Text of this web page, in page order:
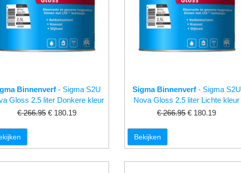
Binnenverf - Sigma S2U
Gloss 2.5 liter Donkere kleur
€ 266.95 € 180.19
Sigma Binnenverf- Sigma S2U
Nova Gloss 2.5 liter Lichte kleur
€ 266.95 € 180.19
Bekijken